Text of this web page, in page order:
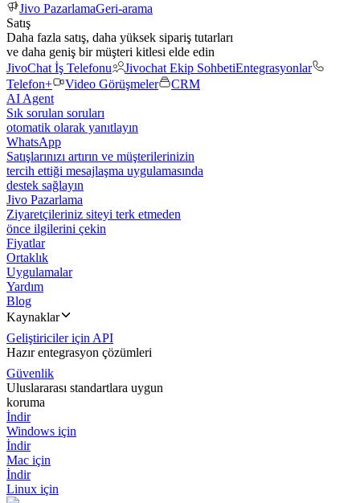
Jivo PazarlamaGeri-arama
Satış
Daha fazla satış, daha yüksek sipariş tutarları
ve daha geniş bir müşteri kitlesi elde edin
JivoChat İş Telefonu
Jivochat Ekip SohbetiEntegrasyonlar
Telefon+
Video Görüşmeler
CRM
AI Agent
Sık sorulan soruları
otomatik olarak yanıtlayın
WhatsApp
Satışlarınızı artırın ve müşterilerinizin
tercih ettiği mesajlaşma uygulamasında
destek sağlayın
Jivo Pazarlama
Ziyaretçileriniz siteyi terk etmeden
önce ilgilerini çekin
Fiyatlar
Ortaklık
Uygulamalar
Yardım
Blog
Kaynaklar
Geliştiriciler için API
Hazır entegrasyon çözümleri
Güvenlik
Uluslararası standartlara uygun
koruma
İndir
Windows için
İndir
Mac için
İndir
Linux için